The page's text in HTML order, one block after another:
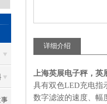
详细介绍
上海英展电子秤，
具有双色LED充电指
数字滤波的速度、幅